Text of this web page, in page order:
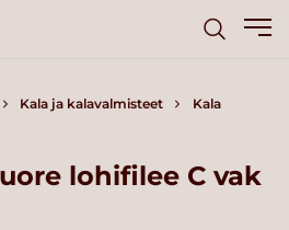
Kala ja kalavalmisteet Kala
lohifilee C vak